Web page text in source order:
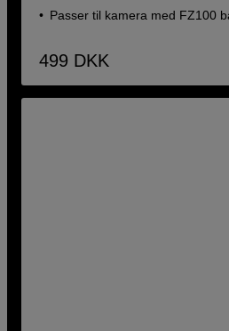
Passer til kamera med FZ100
499 DKK